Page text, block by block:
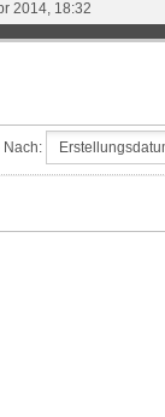
2014, 18:32
Nach: